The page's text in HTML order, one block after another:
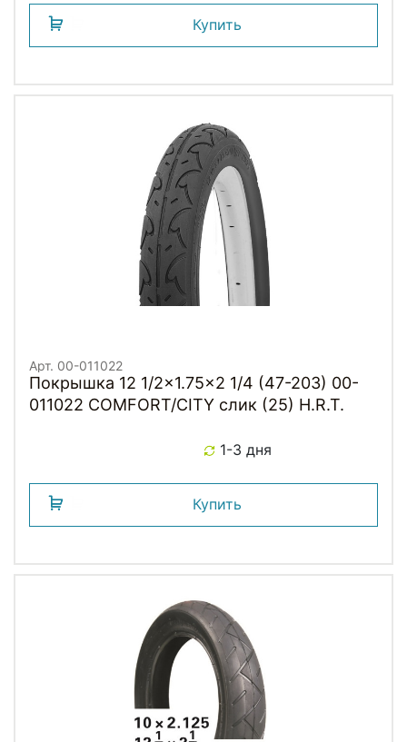
Купить
Арт. 00-011022
Покрышка 12 1/2x1.75x2 1/4 (47-203) 00-
011022 COMFORT/CITY слик (25) H.R.T.
1-3 дня
Купить